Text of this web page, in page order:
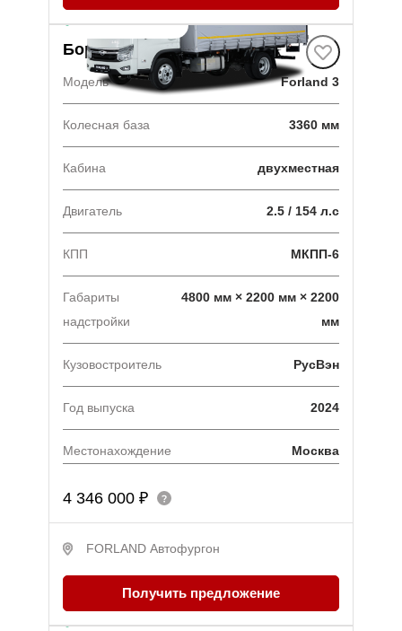
В наличии·1 авто
Борт-штора
Модель Forland 3
Колесная база 3360 мм
Кабина двухместная
Двигатель 2.5 / 154 л.с
КПП МКПП-6
Габариты
надстройки
4800 мм × 2200 мм × 2200
мм
Кузовостроитель РусВэн
Год выпуска 2024
Местонахождение Москва
4 346 000 ₽
FORLAND Автофургон
Получить предложение
В наличии·1 авто